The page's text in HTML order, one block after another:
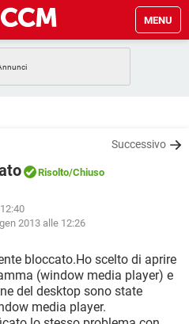
MENU
WHATSAPP
WHATSAPP
GAMING
WINDOWS 10
WHATSAPP
FACEBOOK
GAMING
WINDOWS 10
WHATSAPP
FACEBOOK
GAMING
ANDROID
WINDOWS 10
Successivo
Risolto/Chiuso
2013 alle 12:26
bloccato.Ho scelto di aprire
(window media player) e
del desktop sono state
media player.